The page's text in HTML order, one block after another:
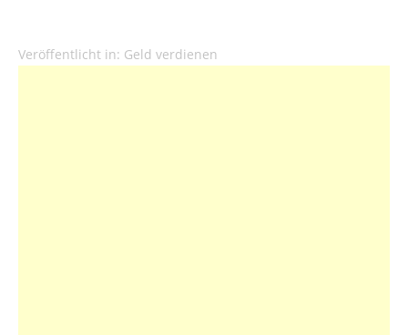
Veröffentlicht in: Geld verdienen